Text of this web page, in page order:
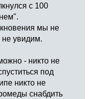
с 100
мы не
не увидим.
- никто не
под
никто не
снабдить